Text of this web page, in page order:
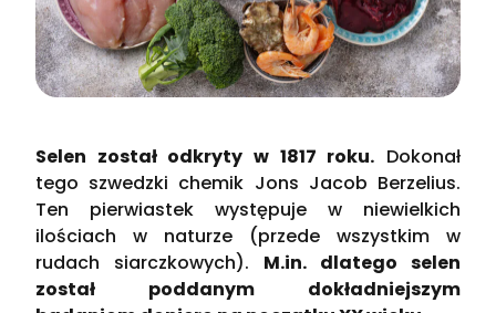
Selen został odkryty w 1817 roku. Dokonał
tego szwedzki chemik Jons Jacob Berzelius.
Ten pierwiastek występuje w niewielkich
ilościach w naturze (przede wszystkim w
rudach siarczkowych). M.in. dlatego selen
został poddanym dokładniejszym